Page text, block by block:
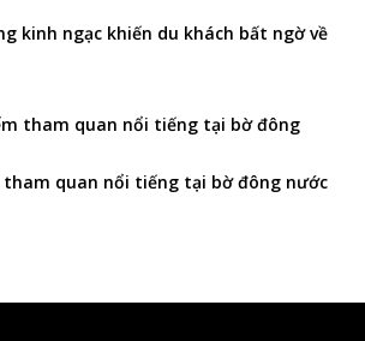
kinh ngạc khiến du khách bất ngờ về
tham quan nổi tiếng tại bờ đông nước